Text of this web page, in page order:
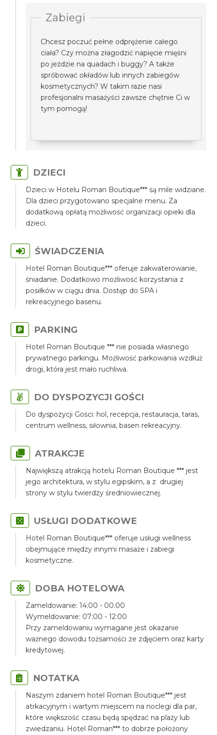
Zabiegi
Chcesz poczuć pełne odprężenie całego
ciała? Czy można złagodzić napięcie mięśni
po jeździe na quadach i buggy? A także
spróbować okładów lub innych zabiegów
kosmetycznych? W takim razie nasi
profesjonalni masażyści zawsze chętnie Ci w
tym pomogą!
DZIECI
Dzieci w Hotelu Roman Boutique*** są mile widziane.
Dla dzieci przygotowano specjalne menu. Za
dodatkową opłatą możliwość organizacji opieki dla
dzieci.
ŚWIADCZENIA
Hotel Roman Boutique*** oferuje zakwaterowanie,
śniadanie. Dodatkowo możliwość korzystania z
posiłków w ciągu dnia. Dostęp do SPA i
rekreacyjnego basenu.
PARKING
Hotel Roman Boutique *** nie posiada własnego
prywatnego parkingu. Możliwość parkowania wzdłuż
drogi, która jest mało ruchliwa.
DO DYSPOZYCJI GOŚCI
Do dyspozycji Gości: hol, recepcja, restauracja, taras,
centrum wellness, siłownia, basen rekreacyjny.
ATRAKCJE
Największą atrakcją hotelu Roman Boutique *** jest
jego architektura, w stylu egipskim, a z drugiej
strony w stylu twierdzy średniowiecznej.
USŁUGI DODATKOWE
Hotel Roman Boutique*** oferuje usługi wellness
obejmujące między innymi masaże i zabiegi
kosmetyczne.
DOBA HOTELOWA
Zameldowanie: 14:00 - 00.00
Wymeldowanie: 07:00 - 12:00
Przy zameldowaniu wymagane jest okazanie
ważnego dowodu tożsamości ze zdjęciem oraz karty
kredytowej.
NOTATKA
Naszym zdaniem hotel Roman Boutique*** jest
atrkacyjnym i wartym miejscem na noclegi dla par,
które większość czasu będą spędzać na plaży lub
zwiedzaniu. Hotel Roman*** to dobrze położony